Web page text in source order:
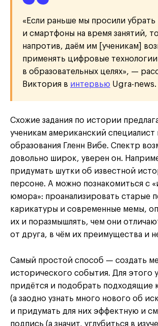
«Если раньше мы просили убрать
и смартфоны на время занятий,
напротив, даём им [ученикам]
применять цифровые технологии
в образовательных целях», —
Виктория в интервью Ugra-news.
Схожие задания по истории
ученикам американский специалист
образования Гленн Вибе. Спектр
довольно широк, уверен он.
придумать шутки об известной
персоне. А можно познакомиться с
юмора»: проанализировать старые
карикатуры и современные мемы,
их и поразмышлять, чем они
от друга, в чём их преимущества и
Самый простой способ — создать
исторического события. Для этого
придётся и подобрать подходящие
(а заодно узнать много нового об
и придумать для них эффектную и
подпись (а значит, углубиться в